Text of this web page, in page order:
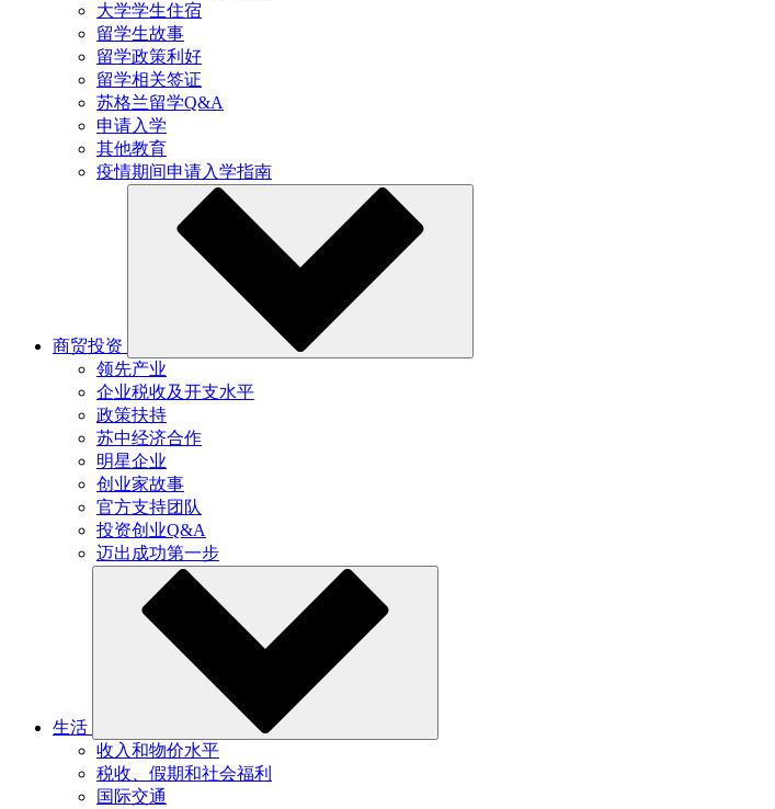
大学学生住宿
留学生故事
留学政策利好
留学相关签证
苏格兰留学Q&A
申请入学
其他教育
疫情期间申请入学指南
商贸投资
领先产业
企业税收及开支水平
政策扶持
苏中经济合作
明星企业
创业家故事
官方支持团队
投资创业Q&A
迈出成功第一步
生活
收入和物价水平
税收、假期和社会福利
国际交通